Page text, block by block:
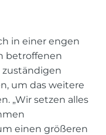
in einer engen
betroffenen
um das weitere
„Wir setzen alles
einen größeren